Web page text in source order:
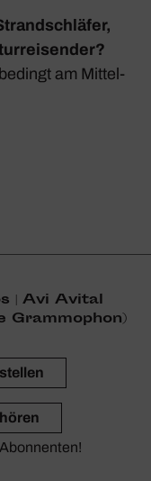
am Mittel­
| Avi Avital
Gram­mo­phon)